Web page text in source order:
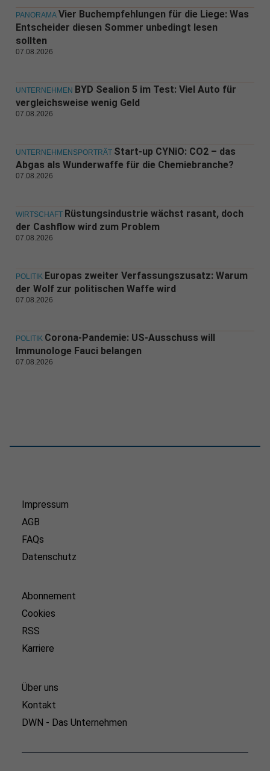
PANORAMA Vier Buchempfehlungen für die Liege: Was
Entscheider diesen Sommer unbedingt lesen
sollten
07.08.2026
UNTERNEHMEN BYD Sealion 5 im Test: Viel Auto für
vergleichsweise wenig Geld
07.08.2026
UNTERNEHMENSPORTRÄT Start-up CYNiO: CO2 – das
Abgas als Wunderwaffe für die Chemiebranche?
07.08.2026
WIRTSCHAFT Rüstungsindustrie wächst rasant, doch
der Cashflow wird zum Problem
07.08.2026
POLITIK Europas zweiter Verfassungszusatz: Warum
der Wolf zur politischen Waffe wird
07.08.2026
POLITIK Corona-Pandemie: US-Ausschuss will
Immunologe Fauci belangen
07.08.2026
Impressum
AGB
FAQs
Datenschutz
Abonnement
Cookies
RSS
Karriere
Über uns
Kontakt
DWN - Das Unternehmen